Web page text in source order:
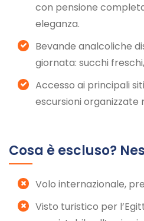
con pensione
eleganza.
Bevande analcoliche
giornata: succhi
Accesso ai principali
escursioni organizzate
Cosa è escluso?
Volo internazionale,
Visto turistico per